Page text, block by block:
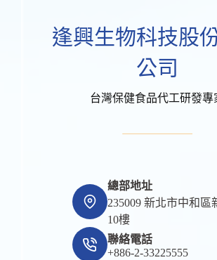
逢興生物科技股
公司
台灣保健食品代工研發專
總部地址
235009 新北市中和區
10樓
聯絡電話
+886-2-33225555